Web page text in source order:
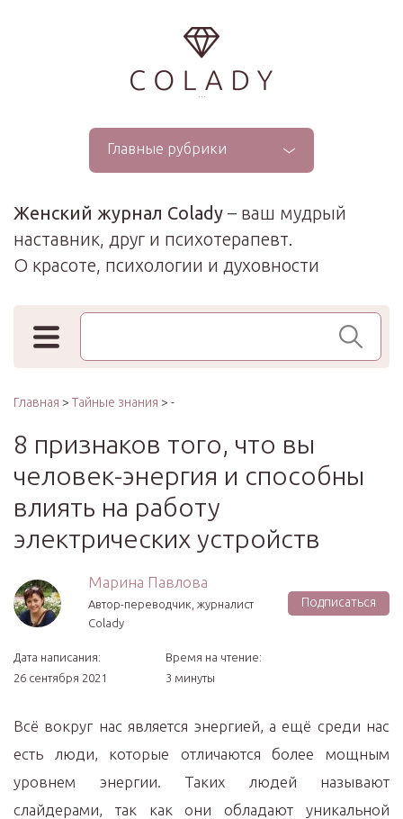
...
Главные рубрики
Женский журнал Colady – ваш мудрый
наставник, друг и психотерапевт.
О красоте, психологии и духовности
Поиск по сайту
Главная > Тайные знания > -
8 признаков того, что вы
человек-энергия и способны
влиять на работу
электрических устройств
Марина Павлова
Автор-переводчик, журналист
Colady
Подписаться
Дата написания:
26 сентября 2021
Время на чтение:
3 минуты
Всё вокруг нас является энергией, а ещё среди нас
есть люди, которые отличаются более мощным
уровнем энергии. Таких людей называют
слайдерами, так как они обладают уникальной